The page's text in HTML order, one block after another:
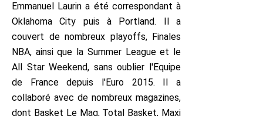
Emmanuel Laurin a été correspondant à
Oklahoma City puis à Portland. Il a
couvert de nombreux playoffs, Finales
NBA, ainsi que la Summer League et le
All Star Weekend, sans oublier l'Equipe
de France depuis l'Euro 2015. Il a
collaboré avec de nombreux magazines,
dont Basket Le Mag, Total Basket, Maxi